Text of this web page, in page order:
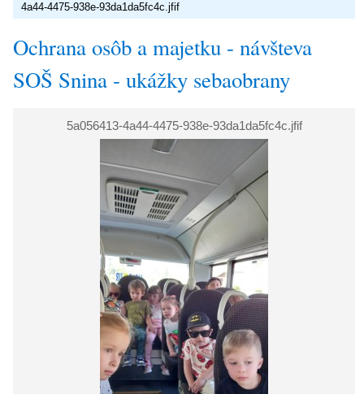
4a44-4475-938e-93da1da5fc4c.jfif
Ochrana osôb a majetku - návšteva
SOŠ Snina - ukážky sebaobrany
5a056413-4a44-4475-938e-93da1da5fc4c.jfif